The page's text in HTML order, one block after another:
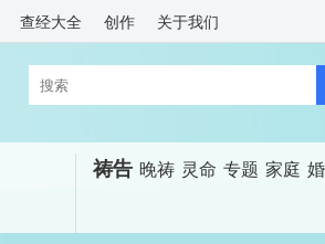
查经大全 创作 关于我们
祷告 晚祷 灵命 专题 家庭